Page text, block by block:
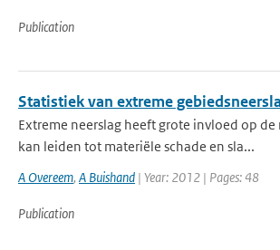
Publication
Statistiek van extreme
Extreme neerslag heeft grote invloed op
kan leiden tot materiële schade en sla...
A Overeem, A Buishand | Year: 2012 | Pages: 48
Publication